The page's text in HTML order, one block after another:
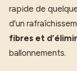
rapide de
d’un
fibres et
ballonnements.